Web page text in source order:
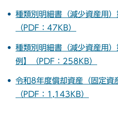
種類別明細書（減少資産用
（PDF：47KB）
種類別明細書（減少資産用
例】（PDF：258KB）
令和8年度償却資産（固定資
（PDF：1,143KB）